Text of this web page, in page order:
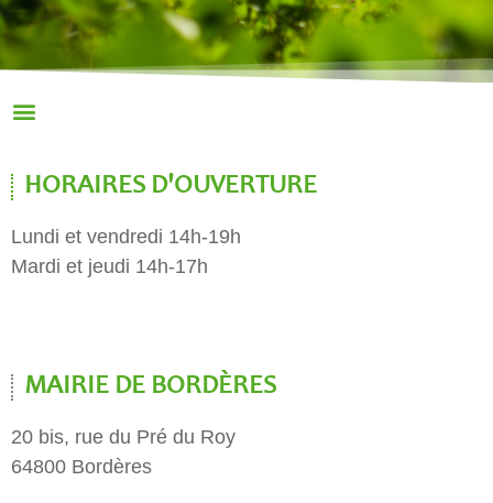
HORAIRES D'OUVERTURE
Lundi et vendredi 14h-19h
Mardi et jeudi 14h-17h
MAIRIE DE BORDÈRES
20 bis, rue du Pré du Roy
64800 Bordères